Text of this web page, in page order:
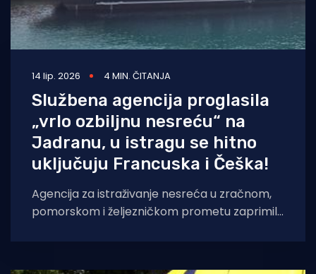
14 lip. 2026 4 MIN. ČITANJA
Službena agencija proglasila
„vrlo ozbiljnu nesreću“ na
Jadranu, u istragu se hitno
uključuju Francuska i Češka!
Agencija za istraživanje nesreća u zračnom,
pomorskom i željezničkom prometu zaprimila
ozbiljnoj